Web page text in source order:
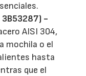
3B53287) -
AISI 304,
mochila o el
hasta
que el